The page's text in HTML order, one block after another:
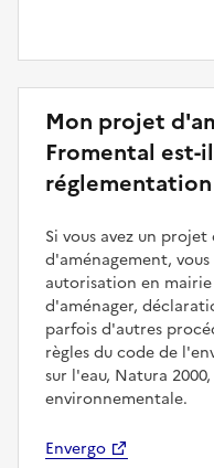
Mon projet
Fromental est-
Si vous avez un
d'aménagement,
autorisation en
d'aménager,
parfois d'autres
règles du code de
sur l'eau, Natura
environnementale.
Envergo